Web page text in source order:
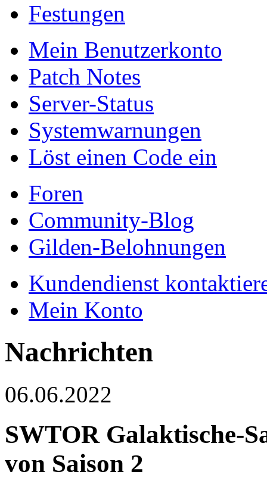
Festungen
Mein Benutzerkonto
Patch Notes
Server-Status
Systemwarnungen
Löst einen Code ein
Foren
Community-Blog
Gilden-Belohnungen
Kundendienst
Mein Konto
Nachrichten
06.06.2022
SWTOR Galaktische-
von Saison 2